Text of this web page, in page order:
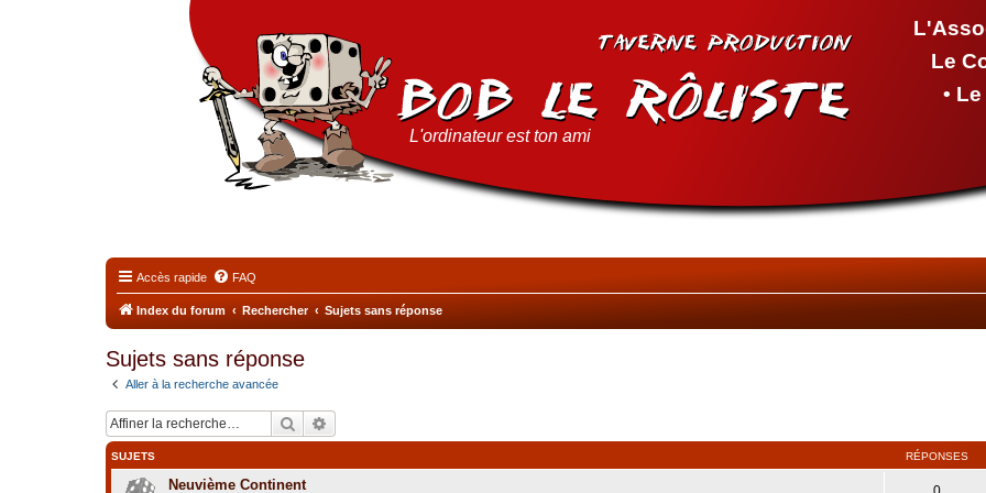
Le
•
L'ordinateur est ton ami
Accès rapide FAQ
Index du forum Rechercher Sujets sans réponse
Sujets sans réponse
Aller à la recherche avancée
Rechercher
SUJETS RÉPONSES
Neuvième Continent